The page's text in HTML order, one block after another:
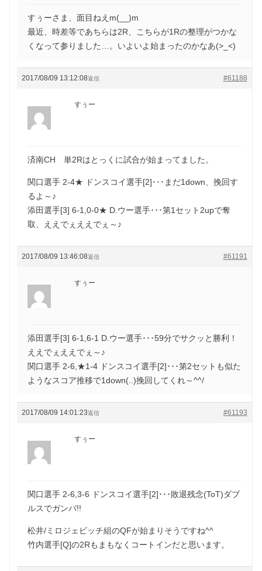
すぅーさま、面目ねえm(__)m
最近、時差等であちらは2R、こちらが1Rの整理がつかな
くなって参りました…。いよいよ始まったのかなあ(>_<)
2017/08/09 13:12:08 #61188
返信
すぅー
済南CH 単2Rはとっくに試合が始まってました。
関口選手 2-4★ ドンスコイ選手[2]･･･まだ1down、挽回す
るよ～♪
添田選手[3] 6-1,0-0★ D.ウー選手･･･第1セット2upで奪
取、ええでぇええでぇ～♪
2017/08/09 13:46:08 #61191
返信
すぅー
添田選手[3] 6-1,6-1 D.ウー選手･･･59分でサクッと勝利！
ええでぇええでぇ～♪
関口選手 2-6,★1-4 ドンスコイ選手[2]･･･第2セットも似た
ようなスコア推移で1down(..)挽回してくれ～^^/
2017/08/09 14:01:23 #61193
返信
すぅー
関口選手 2-6,3-6 ドンスコイ選手[2]･･･敗退残念(ToT)ダブ
ルスでガンバ!!
松井/ミロジェビッチ組のQFが始まりそうですね^^
竹内選手[Q]の2Rもまもなくコートインだと思います。